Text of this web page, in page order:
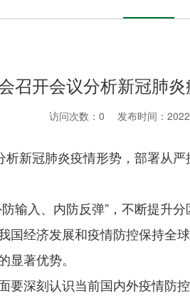
召开会议分析新冠肺
访问次数： 0 发布时间：
新冠肺炎疫情形势，部署从
输入、内防反弹”，不断提升
经济发展和疫情防控保持全
著优势。
要深刻认识当前国内外疫情防